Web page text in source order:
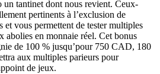
un tantinet dont nous revient. Ceux-
pertinents à l’exclusion de
et vous permettent de tester multiples
abolies en monnaie réel. Cet bonus
de 100 % jusqu’pour 750 CAD, 180
aux multiples parieurs pour
de jeux.